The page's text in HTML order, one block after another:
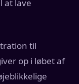
at lave
til
op i løbet af